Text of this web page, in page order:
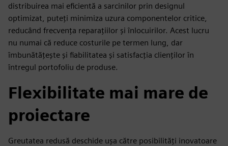
distribuirea mai eficientă a sarcinilor prin designul
optimizat, puteți minimiza uzura componentelor critice,
reducând frecvența reparațiilor și înlocuirilor. Acest lucru
nu numai că reduce costurile pe termen lung, dar
îmbunătățește și fiabilitatea și satisfacția clienților în
întregul portofoliu de produse.
Flexibilitate mai mare de
proiectare
Greutatea redusă deschide ușa către posibilități inovatoare